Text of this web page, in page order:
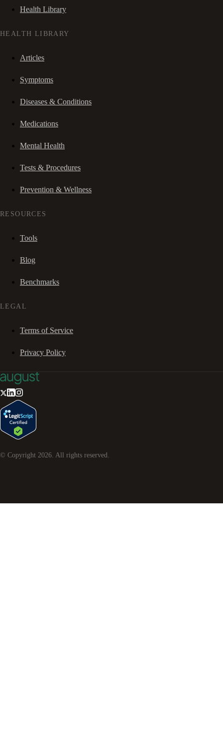
Health Library
HEALTH LIBRARY
Articles
Symptoms
Diseases & Conditions
Medications
Mental Health
Tests & Procedures
Prevention & Wellness
RESOURCES
Tools
Blog
Benchmarks
LEGAL
Terms of Service
Privacy Policy
© Copyright 2026 . All rights reserved.